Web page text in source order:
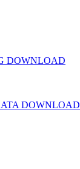
DOWNLOAD
DOWNLOAD